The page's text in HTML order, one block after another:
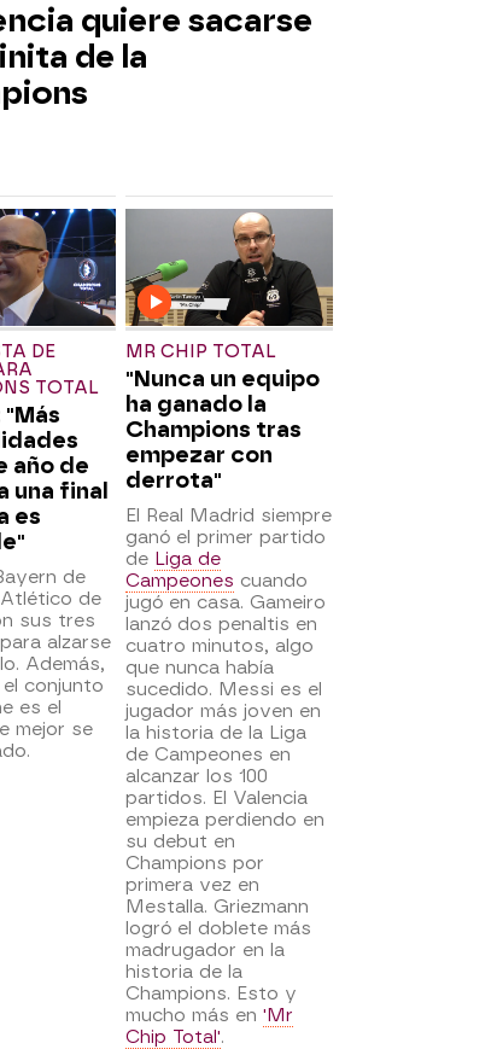
quiere sacarse
de la
DE
TOTAL
"Más
año de
una final
es
de
de
sus tres
alzarse
Además,
conjunto
es el
mejor se
MR CHIP TOTAL
"Nunca un equipo
ha ganado la
Champions tras
empezar con
derrota"
El Real Madrid siempre
ganó el primer partido
de Liga de
Campeones cuando
jugó en casa. Gameiro
lanzó dos penaltis en
cuatro minutos, algo
que nunca había
sucedido. Messi es el
jugador más joven en
la historia de la Liga
de Campeones en
alcanzar los 100
partidos. El Valencia
empieza perdiendo en
su debut en
Champions por
primera vez en
Mestalla. Griezmann
logró el doblete más
madrugador en la
historia de la
Champions. Esto y
mucho más en 'Mr
Chip Total'.